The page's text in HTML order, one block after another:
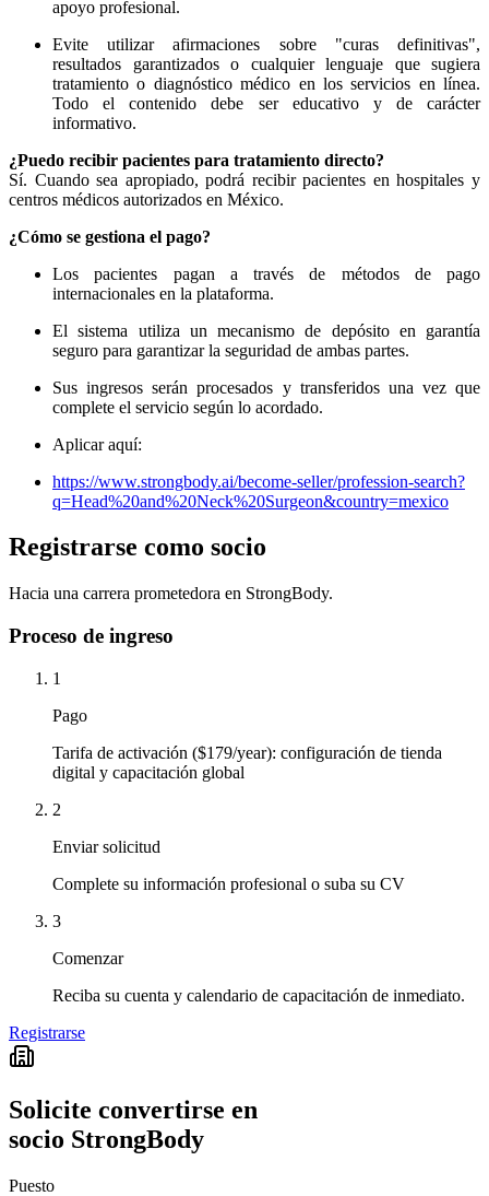
apoyo profesional.
Evite utilizar afirmaciones sobre "curas definitivas",
resultados garantizados o cualquier lenguaje que sugiera
tratamiento o diagnóstico médico en los servicios en línea.
Todo el contenido debe ser educativo y de carácter
informativo.
¿Puedo recibir pacientes para tratamiento directo?
Sí. Cuando sea apropiado, podrá recibir pacientes en hospitales y
centros médicos autorizados en México.
¿Cómo se gestiona el pago?
Los pacientes pagan a través de métodos de pago
internacionales en la plataforma.
El sistema utiliza un mecanismo de depósito en garantía
seguro para garantizar la seguridad de ambas partes.
Sus ingresos serán procesados y transferidos una vez que
complete el servicio según lo acordado.
Aplicar aquí:
https://www.strongbody.ai/become-seller/profession-search?
q=Head%20and%20Neck%20Surgeon&country=mexico
Registrarse como socio
Hacia una carrera prometedora en StrongBody.
Proceso de ingreso
1
Pago
Tarifa de activación ($179/year): configuración de tienda
digital y capacitación global
2
Enviar solicitud
Complete su información profesional o suba su CV
3
Comenzar
Reciba su cuenta y calendario de capacitación de inmediato.
Registrarse
Solicite convertirse en
socio StrongBody
Puesto